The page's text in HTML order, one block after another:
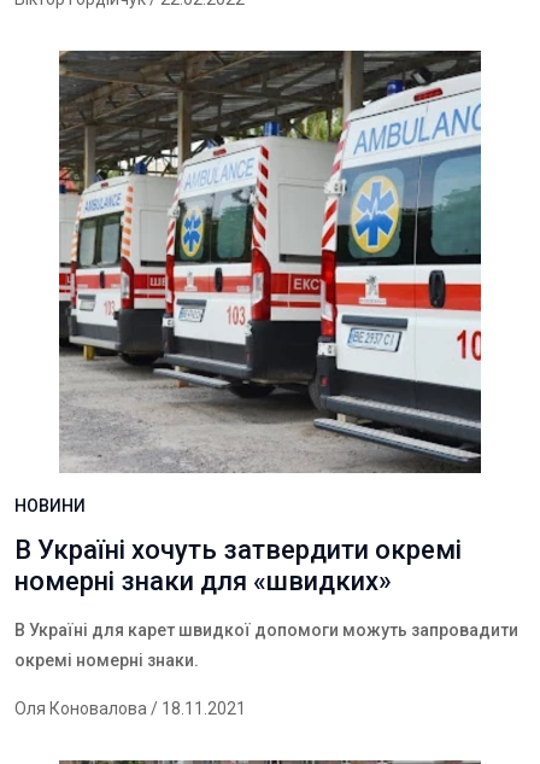
НОВИНИ
В Україні хочуть затвердити окремі
номерні знаки для «швидких»
В Україні для карет швидкої допомоги можуть запровадити
окремі номерні знаки.
Оля Коновалова / 18.11.2021